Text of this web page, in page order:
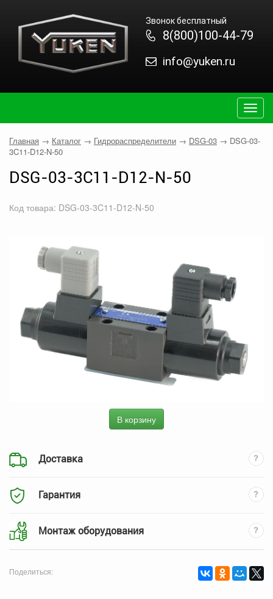
Звонок бесплатный
8(800)100-44-79
info@yuken.ru
Главная → Каталог → Гидрораспределители → DSG-03 → DSG-03-
3C11-D12-N-50
DSG-03-3C11-D12-N-50
Код товара: DSG-03-3C11-D12-N-50
В корзину
Доставка
Гарантия
Монтаж оборудования
Поделиться: